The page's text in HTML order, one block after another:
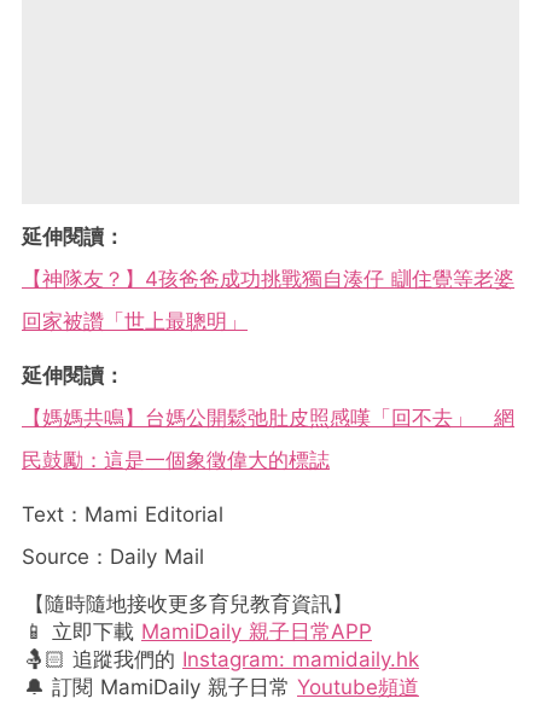
延伸閱讀：
【神隊友？】4孩爸爸成功挑戰獨自湊仔 瞓住覺等老婆
回家被讚「世上最聰明」
延伸閱讀：
【媽媽共鳴】台媽公開鬆弛肚皮照感嘆「回不去」 網
民鼓勵：這是一個象徵偉大的標誌
Text：Mami Editorial
Source：Daily Mail
【隨時隨地接收更多育兒教育資訊】
📱 立即下載 MamiDaily 親子日常APP
🤱🏻 追蹤我們的 Instagram: mamidaily.hk
🔔 訂閱 MamiDaily 親子日常 Youtube頻道